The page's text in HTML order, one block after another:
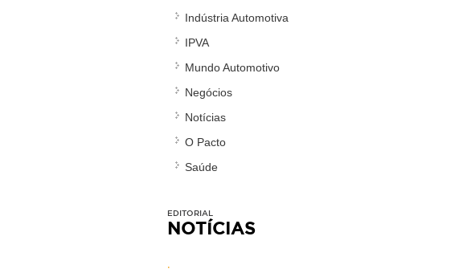
Indústria Automotiva
IPVA
Mundo Automotivo
Negócios
Notícias
O Pacto
Saúde
EDITORIAL
NOTÍCIAS
.